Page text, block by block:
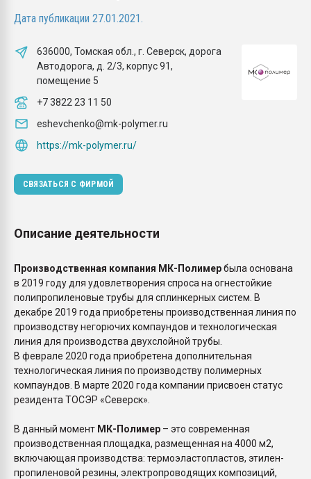
Дата публикации 27.01.2021.
636000, Томская обл., г. Северск, дорога
Автодорога, д. 2/3, корпус 91,
помещение 5
+7 3822 23 11 50
eshevchenko@mk-polymer.ru
https://mk-polymer.ru/
СВЯЗАТЬСЯ С ФИРМОЙ
Описание деятельности
Производственная компания МК-Полимербыла основана
в 2019 году для удовлетворения спроса на огнестойкие
полипропиленовые трубы для сплинкерных систем. В
декабре 2019 года приобретены производственная линия по
производству негорючих компаундов и технологическая
линия для производства двухслойной трубы.
В феврале 2020 года приобретена дополнительная
технологическая линия по производству полимерных
компаундов. В марте 2020 года компании присвоен статус
резидента ТОСЭР «Северск».
В данный момент МК-Полимер – это современная
производственная площадка, размещенная на 4000 м2,
включающая производства: термоэластопластов, этилен-
пропиленовой резины, электропроводящих композиций,